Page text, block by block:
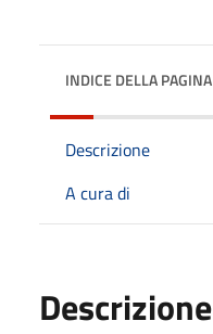
INDICE DELLA PAGINA
Descrizione
A cura di
Descrizione